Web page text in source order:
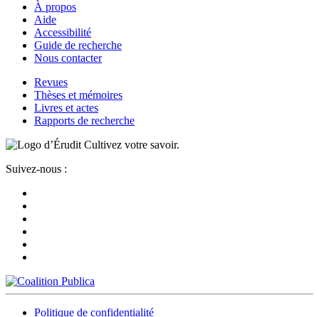
À propos
Aide
Accessibilité
Guide de recherche
Nous contacter
Revues
Thèses et mémoires
Livres et actes
Rapports de recherche
Cultivez votre savoir.
Suivez-nous :
Politique de confidentialité